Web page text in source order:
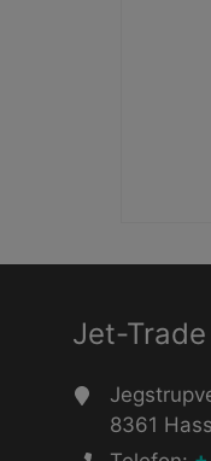
Jet-
8361